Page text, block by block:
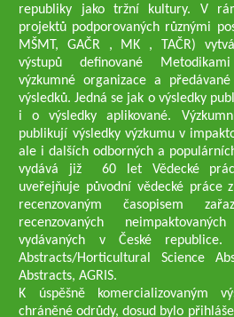
republiky jako tržní kultury. V
projektů podporovaných různými
MŠMT, GAČR , MK , TAČR)
výstupů definované
výzkumné organizace a
výsledků. Jedná se jak o výsledky
i o výsledky aplikované.
publikují výsledky výzkumu v
ale i dalších odborných a
vydává již 60 let Vědecké
uveřejňuje původní vědecké práce
recenzovaným časopisem
recenzovaných
vydávaných v České
Abstracts/Horticultural Science
Abstracts, AGRIS.
K úspěšně komercializovaným
chráněné odrůdy, dosud bylo